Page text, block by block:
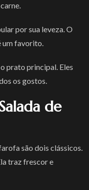
por sua leveza. O
um favorito.
prato principal. Eles
os gostos.
de
são dois clássicos.
traz frescor e